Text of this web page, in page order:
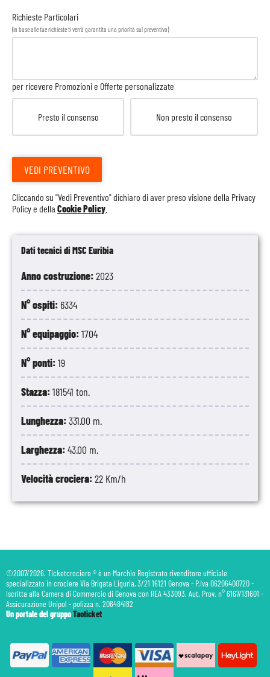
Dati tecnici di MSC Euribia
Anno costruzione:2023
N° ospiti: 6334
N° equipaggio:1704
N° ponti:19
Stazza:181541 ton.
Lunghezza:331.00 m.
Larghezza:43.00 m.
Velocità crociera:22 Km/h
Richieste Particolari
(in base alle tue richieste ti verrà garantita una priorità sul preventivo)
per ricevere Promozioni e Offerte personalizzate
Presto il consenso Non presto il consenso
VEDI PREVENTIVO
Cliccando su "Vedi Preventivo" dichiaro di aver preso visione della Privacy
Policye della Cookie Policy
©2007/2026. Ticketcrociere ® è un Marchio Registrato rivenditore ufficiale
specializzato in crociere Via Brigata Liguria, 3/21 16121 Genova - P.Iva 06206400720 -
Iscritta alla Camera di Commercio di Genova con REA 433093. Aut. Prov. n° 6167/131601 -
Assicurazione Unipol - polizza n. 206484182
Un portale del gruppoTaoticket